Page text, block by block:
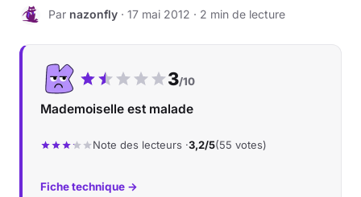
N Par nazonfly · 17 mai 2012 · 2 min de lecture
Notre note :
3/10
Mademoiselle est malade
Note des lecteurs ·3,2/5(55 votes)
Fiche technique →